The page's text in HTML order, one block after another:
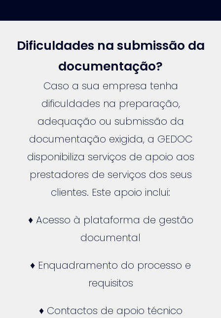
Dificuldades na submissão da
documentação?
Caso a sua empresa tenha
dificuldades na preparação,
adequação ou submissão da
documentação exigida, a GEDOC
disponibiliza serviços de apoio aos
prestadores de serviços dos seus
clientes. Este apoio inclui:
♦ Acesso à plataforma de gestão
documental
♦ Enquadramento do processo e
requisitos
♦ Contactos de apoio técnico